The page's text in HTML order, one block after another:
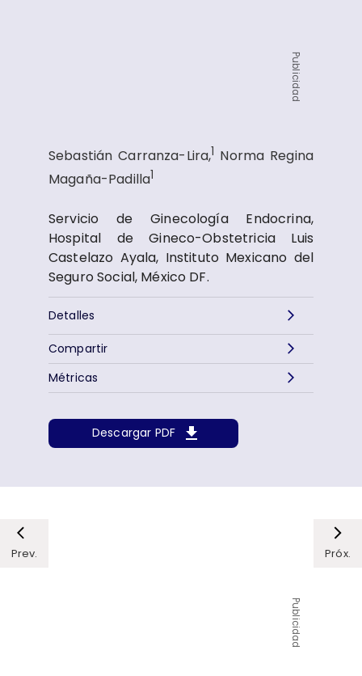
Publicidad
Sebastián Carranza-Lira,1 Norma Regina
Magaña-Padilla1
Servicio de Ginecología Endocrina,
Hospital de Gineco-Obstetricia Luis
Castelazo Ayala, Instituto Mexicano del
Seguro Social, México DF.
Detalles
Descargar PDF
Métricas
Compartir
Prev. Próx.
Publicidad